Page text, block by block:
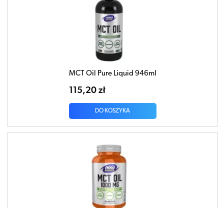
MCT Oil Pure Liquid 946ml
115,20 zł
DO KOSZYKA